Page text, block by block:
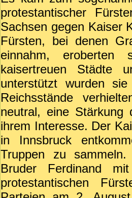
protestantischer
Sachsen gegen Kaiser
Fürsten, bei denen
einnahm, eroberten
kaisertreuen Städte
unterstützt wurden
Reichsstände
neutral, eine Stärkung
ihrem Interesse. Der
in Innsbruck
Truppen zu sammeln.
Bruder Ferdinand
protestantischen